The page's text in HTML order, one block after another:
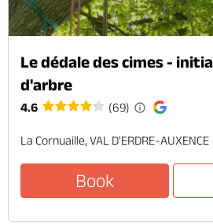
Le dédale des cimes -
d'arbre
4.6 (69)
La Cornuaille, VAL D'ERDRE-AUXENCE
Book